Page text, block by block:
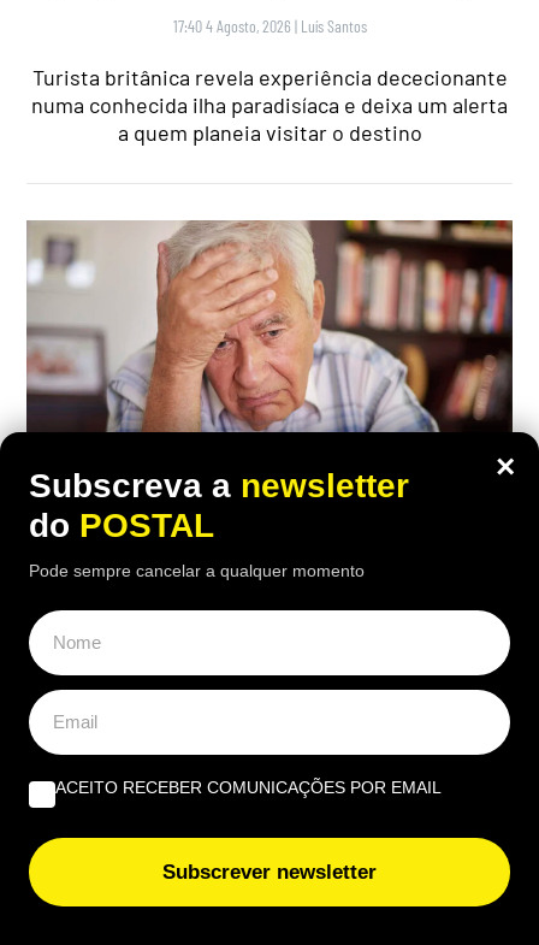
17:40 4 Agosto, 2026 | Luís Santos
Turista britânica revela experiência dececionante
numa conhecida ilha paradisíaca e deixa um alerta
a quem planeia visitar o destino
ECONOMIA,EUROPA
Inquilino recusou pagar taxa do lixo
porque o contrato não indicava o valor:
tribunal obrigou-o a pagar por este
motivo
20:30 5 Agosto, 2026|João Luís
O inquilino contestou a taxa do lixo por considerar
que contrato não era suficientemente claro, mas o
tribunal espanhol deu razão ao senhorio
×
Subscreva a newsletter
do POSTAL
Pode sempre cancelar a qualquer momento
ACEITO RECEBER COMUNICAÇÕES POR EMAIL
Subscrever newsletter